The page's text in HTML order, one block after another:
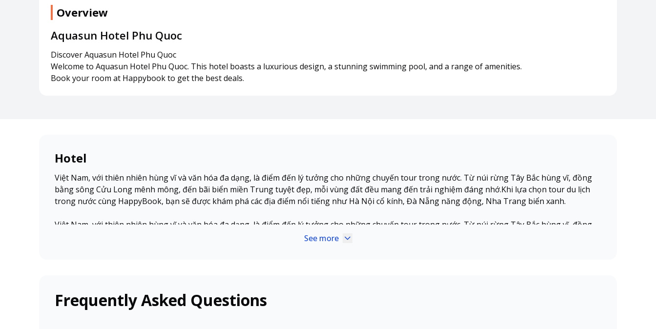
Overview
Aquasun Hotel Phu Quoc
Discover Aquasun Hotel Phu Quoc
Welcome to Aquasun Hotel Phu Quoc. This hotel boasts a luxurious design, a stunning swimming pool, and a range of amenities.
Book your room at Happybook to get the best deals.
Hotel
Việt Nam, với thiên nhiên hùng vĩ và văn hóa đa dạng, là điểm đến lý tưởng cho những chuyến tour trong nước. Từ núi rừng Tây Bắc hùng vĩ, đồng
bằng sông Cửu Long mênh mông, đến bãi biển miền Trung tuyệt đẹp, mỗi vùng đất đều mang đến trải nghiệm đáng nhớ.Khi lựa chọn tour du lịch
trong nước cùng HappyBook, bạn sẽ được khám phá các địa điểm nổi tiếng như Hà Nội cổ kính, Đà Nẵng năng động, Nha Trang biển xanh.
Việt Nam, với thiên nhiên hùng vĩ và văn hóa đa dạng, là điểm đến lý tưởng cho những chuyến tour trong nước. Từ núi rừng Tây Bắc hùng vĩ, đồng
bằng sông Cửu Long mênh mông, đến bãi biển miền Trung tuyệt đẹp, mỗi vùng đất đều mang đến trải nghiệm đáng nhớ.Khi lựa chọn tour du lịch
Việt Nam, với thiên nhiên hùng vĩ và văn hóa đa dạng, là điểm đến lý tưởng cho những chuyến tour trong nước. Từ núi rừng Tây Bắc hùng vĩ, đồng
See more
Frequently Asked Questions